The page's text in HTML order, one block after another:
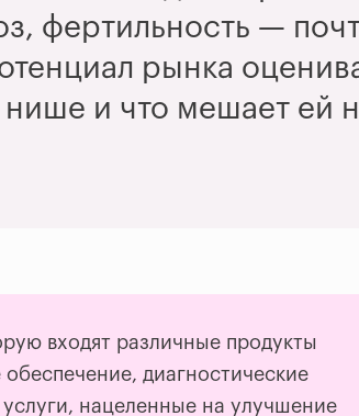
фертильность —
рынка
нише и что мешает ей
входят различные продукты
диагностические
нацеленные на улучшение